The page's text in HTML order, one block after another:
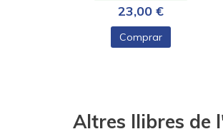
23,00 €
Comprar
Altres llibres de